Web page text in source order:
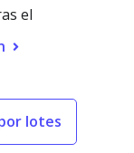
el
lotes